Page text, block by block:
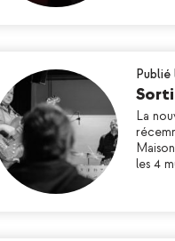
La
les 4